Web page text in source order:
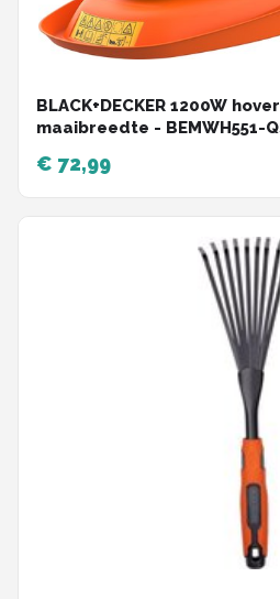
BLACK+DECKER 1200W
maaibreedte - BEMWH551-
€ 72,99